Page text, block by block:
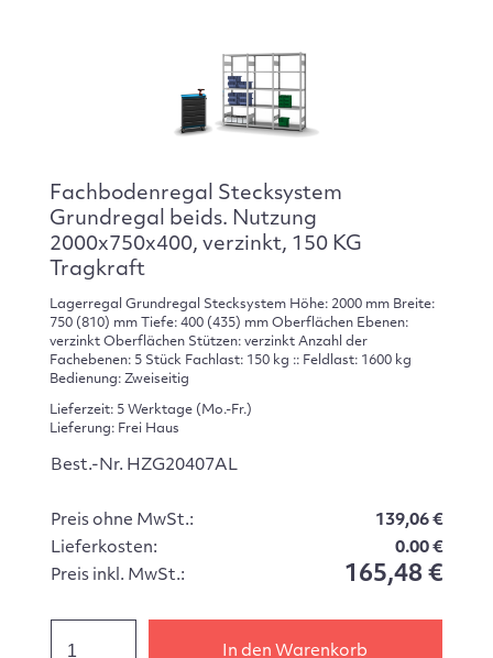
Fachbodenregal Stecksystem
Grundregal beids. Nutzung
2000x750x400, verzinkt, 150 KG
Tragkraft
Lagerregal Grundregal Stecksystem Höhe: 2000 mm Breite:
750 (810) mm Tiefe: 400 (435) mm Oberflächen Ebenen:
verzinkt Oberflächen Stützen: verzinkt Anzahl der
Fachebenen: 5 Stück Fachlast: 150 kg :: Feldlast: 1600 kg
Bedienung: Zweiseitig
Lieferzeit: 5 Werktage (Mo.-Fr.)
Lieferung: Frei Haus
Best.-Nr. HZG20407AL
Preis ohne MwSt.:
139,06 €
Lieferkosten:
0.00 €
Preis inkl. MwSt.:
165,48 €
In den Warenkorb